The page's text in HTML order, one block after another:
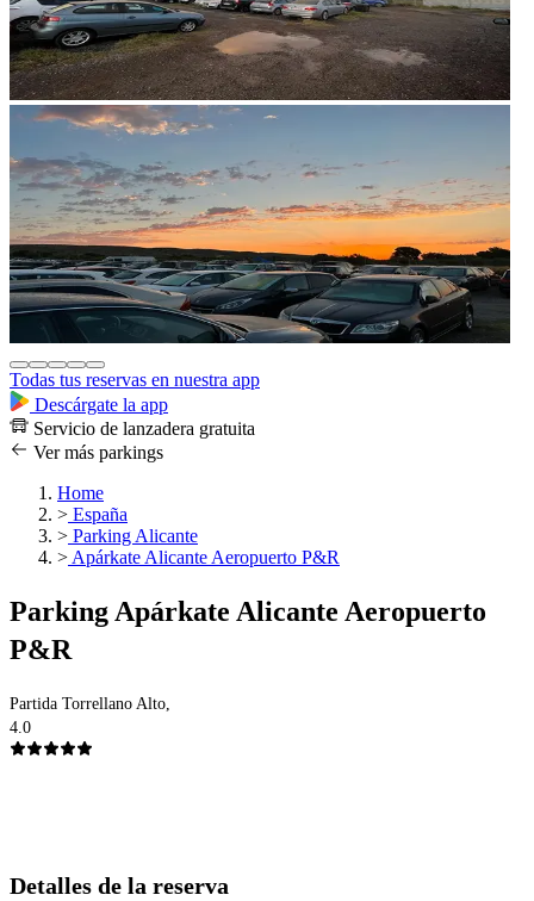
Todas tus reservas en nuestra app
Descárgate la app
Servicio de lanzadera gratuita
Ver más parkings
Home
> España
> Parking Alicante
> Apárkate Alicante Aeropuerto P&R
Parking Apárkate Alicante Aeropuerto
P&R
Partida Torrellano Alto,
4.0
Detalles de la reserva